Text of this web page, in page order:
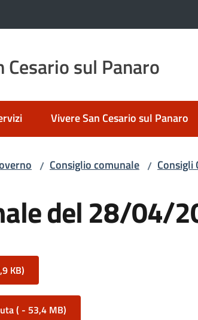
Cesario sul Panaro
Vivere San Cesario sul Panaro
/ Consiglio comunale / Consigli
del 28/04/
KB)
( - 53,4 MB)